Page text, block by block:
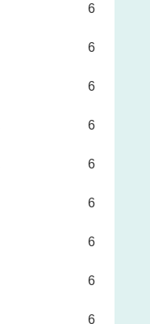
6
6
6
6
6
6
6
6
6